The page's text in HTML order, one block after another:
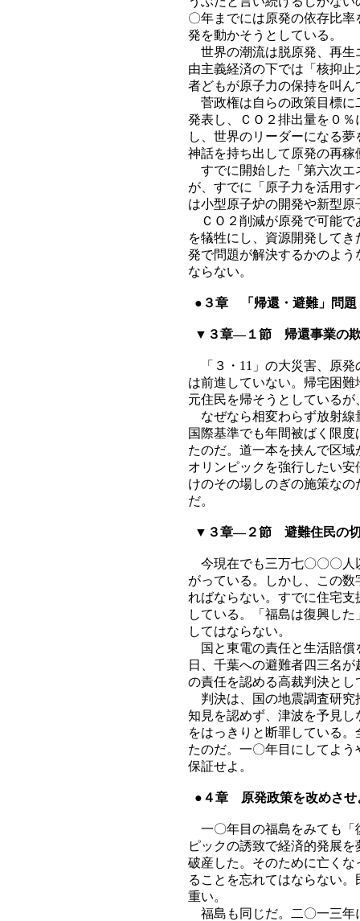
〇年までには原発の依存比
発を動かそうとしている。
世界の潮流は脱原発、再生
由主義経済の下では「核抑
者どもが原子力の保持を叫ん
菅政権は自らの政策目標に
発表し、ＣＯ２排出量を０
し、世界のリーダーになる
神話を持ち出して原発の再
すでに開始した「第六次エ
が、すでに「原子力を活用
は小型原子炉の開発や新型
ＣＯ２削減が原発で可能で
を犠牲にし、資源開発して
発で問題が解決するかのよ
ならない。
●３章 「帰還・避難」問題
▼３章―１節 帰還事業の欺
「３・11」の大災害、原発
は前進していない。帰宅困
元住民を帰そうとしている
なぜなら相変わらず放射線
国際基準でも年間被ばく限
たのだ。道一本を挟んで区
オリンピックを強行したい
けのその場しのぎの施策な
だ。
▼３章―２節 避難住民の切
今現在でも三万七〇〇〇人
がっている。しかし、この
ればならない。すでに住宅
している。「福島は復興し
してはならない。
国と東電の責任と生活賠償
日、千葉への避難者四三名
の責任を認める高裁判決と
判決は、国の地震調査研究
知見を認めず、津波を予見
をはっきりと断罪している
たのだ。一〇年目にしてよ
保証せよ。
●４章 原発政策を改めさ
一〇年目の福島をみても「
ピックの誘致で経済的発展
破産した。そのために亡く
ることを忘れてはならない
重い。
福島も同じだ。二〇一三年